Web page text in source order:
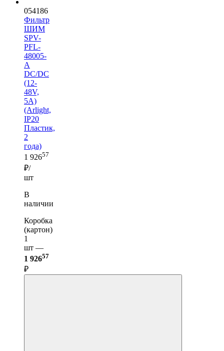
054186
Фильтр
ШИМ
SPV-
PFL-
48005-
A
DC/DC
(12-
48V,
5A)
(Arlight,
IP20
Пластик,
2
года)
1 92657
₽/
шт
В
наличии
Коробка
(картон)
1
шт —
1 92657
₽